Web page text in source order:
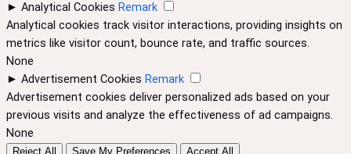
► Analytical Cookies Remark
Analytical cookies track visitor interactions, providing insights on
metrics like visitor count, bounce rate, and traffic sources.
None
► Advertisement Cookies Remark
Advertisement cookies deliver personalized ads based on your
previous visits and analyze the effectiveness of ad campaigns.
None
Reject All Save My Preferences Accept All